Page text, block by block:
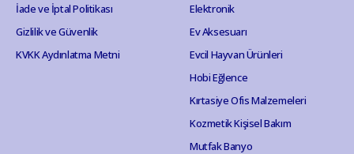
İade ve İptal Politikası
Gizlilik ve Güvenlik
KVKK Aydınlatma Metni
Elektronik
Ev Aksesuarı
Evcil Hayvan Ürünleri
Hobi Eğlence
Kırtasiye Ofis Malzemeleri
Kozmetik Kişisel Bakım
Mutfak Banyo